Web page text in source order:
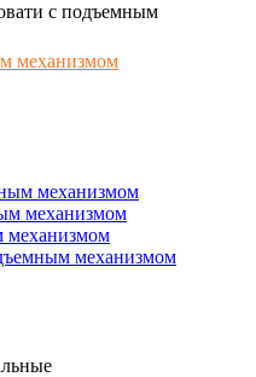
с подъемным
механизмом
механизмом
механизмом
механизмом
механизмом